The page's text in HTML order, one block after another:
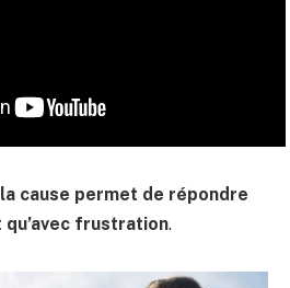
cause permet de répondre
frustration.